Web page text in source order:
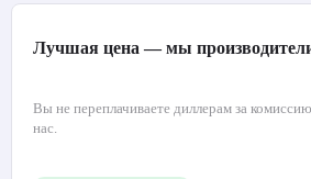
Лучшая цена — мы
Вы не переплачиваете диллерам за
нас.